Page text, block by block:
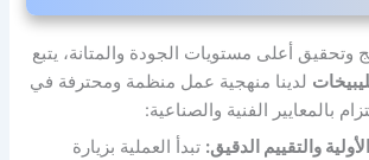
وتحقيق أعلى مستويات الجودة والمتانة، يتبع
لدينا منهجية عمل منظمة ومحترفة في
بالمعايير الفنية والصناعية:
الأولية والتقييم الدقيق: تبدأ العملية بزيارة